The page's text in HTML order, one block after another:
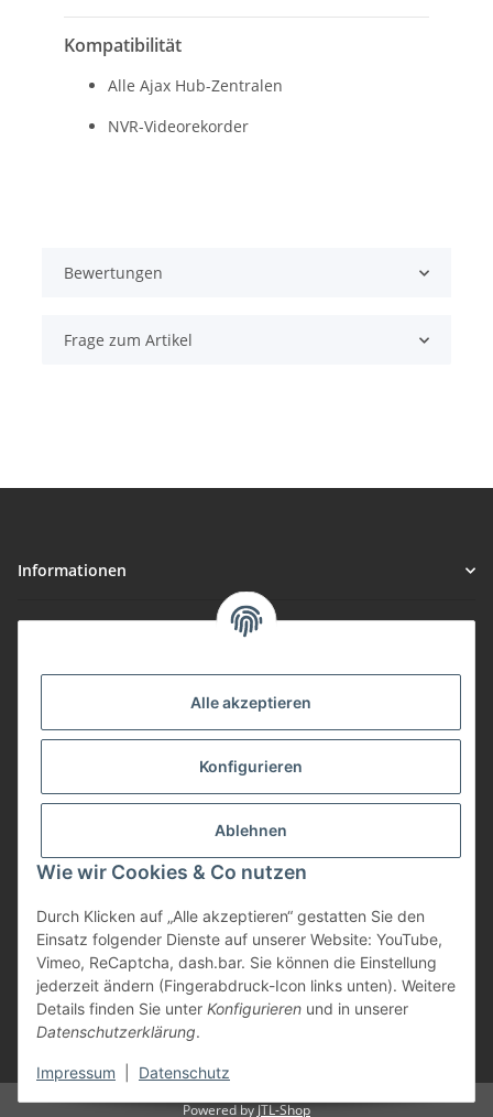
Alle akzeptieren
Konfigurieren
Ablehnen
Wie wir Cookies & Co nutzen
Durch Klicken auf „Alle akzeptieren“ gestatten Sie den
Einsatz folgender Dienste auf unserer Website: YouTube,
Vimeo, ReCaptcha, dash.bar. Sie können die Einstellung
jederzeit ändern (Fingerabdruck-Icon links unten). Weitere
Details finden Sie unter Konfigurieren und in unserer
Datenschutzerklärung.
Impressum Datenschutz
Kompatibilität
Alle Ajax Hub-Zentralen
NVR-Videorekorder
Bewertungen
Frage zum Artikel
Informationen
Gute Preis/Leistung
viele Zahlungsarten
Günstige Versandkosten
Zahlungsarten
Powered byJTL-Shop